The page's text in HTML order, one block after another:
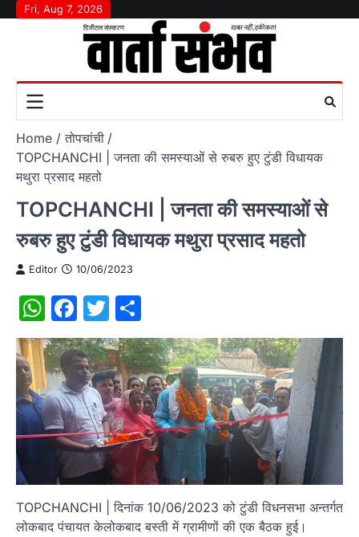
SkipFri, Aug 7, 2026
Home
तोपचांची
TOPCHANCHI | जनता की समस्याओं से रुबरु हुए टुंडी विधायक
मथुरा प्रसाद महतो
TOPCHANCHI | जनता की समस्याओं से
रुबरु हुए टुंडी विधायक मथुरा प्रसाद महतो
Editor 10/06/2023
WhatsApp
Facebook
Twitter
TOPCHANCHI | दिनांक 10/06/2023 को टुंडी विधनसभा अन्तर्गत
लोकबाद पंचायत केलोकबाद बस्ती में ग्रामीणों की एक बैठक हुई।